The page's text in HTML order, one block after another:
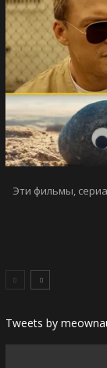
Эти фильмы,
Tweets by